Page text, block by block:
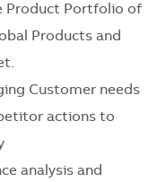
Product Portfolio of
Products and
Customer needs
actions to
analysis and